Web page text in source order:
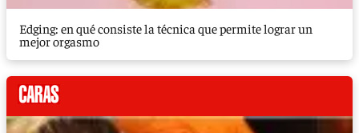
Edging: en qué consiste la técnica que permite lograr un
mejor orgasmo